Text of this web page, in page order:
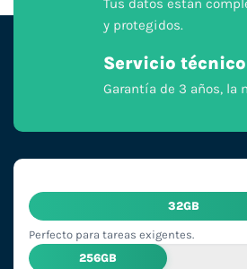
Tus datos están
y protegidos.
Servicio técnico
Garantía de 3 años, la
32GB
Perfecto para tareas exigentes.
256GB